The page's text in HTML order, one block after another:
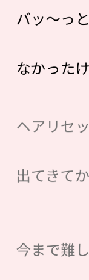
バッ〜っ
なかった
ヘアリセ
出てきて
今まで難